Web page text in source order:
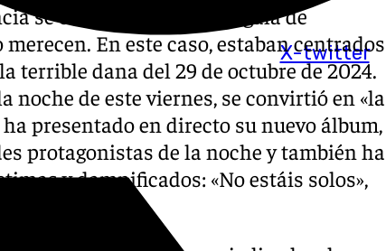
X-twitter
se convirtieron en una gala de
merecen. En este caso, estaban centrados
terrible dana del 29 de octubre de 2024.
noche de este viernes, se convirtió en «la
ha presentado en directo su nuevo álbum,
protagonistas de la noche y también ha
y damnificados: «No estáis solos»,